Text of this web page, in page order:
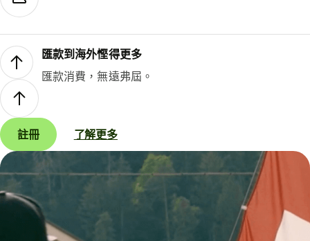
匯款到海外慳得更多
匯款消費，無遠弗屆。
註冊 了解更多